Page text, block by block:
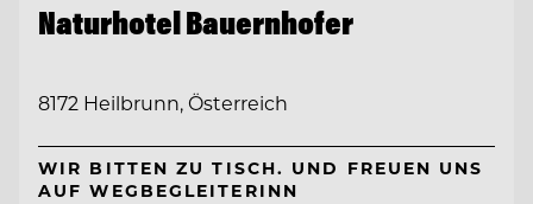
Naturhotel Bauernhofer
8172 Heilbrunn, Österreich
WIR BITTEN ZU TISCH. UND FREUEN UNS
AUF WEGBEGLEITERINN